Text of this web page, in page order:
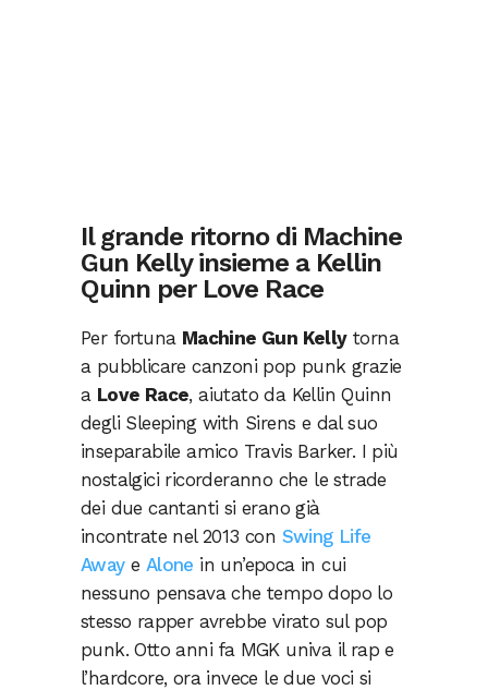
Il grande ritorno di Machine
Gun Kelly insieme a Kellin
Quinn per Love Race
Per fortuna Machine Gun Kellytorna
a pubblicare canzoni pop punk grazie
a Love Race, aiutato da Kellin Quinn
degli Sleeping with Sirens e dal suo
inseparabile amico Travis Barker. I più
nostalgici ricorderanno che le strade
dei due cantanti si erano già
incontrate nel 2013 con Swing Life
Awaye Alone in un’epoca in cui
nessuno pensava che tempo dopo lo
stesso rapper avrebbe virato sul pop
punk. Otto anni fa MGK univa il rap e
l’hardcore, ora invece le due voci si